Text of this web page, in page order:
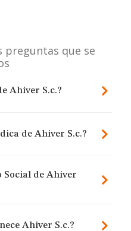
preguntas que se
Ahiver S.c.?
de Ahiver S.c.?
Social de Ahiver
Ahiver S.c.?